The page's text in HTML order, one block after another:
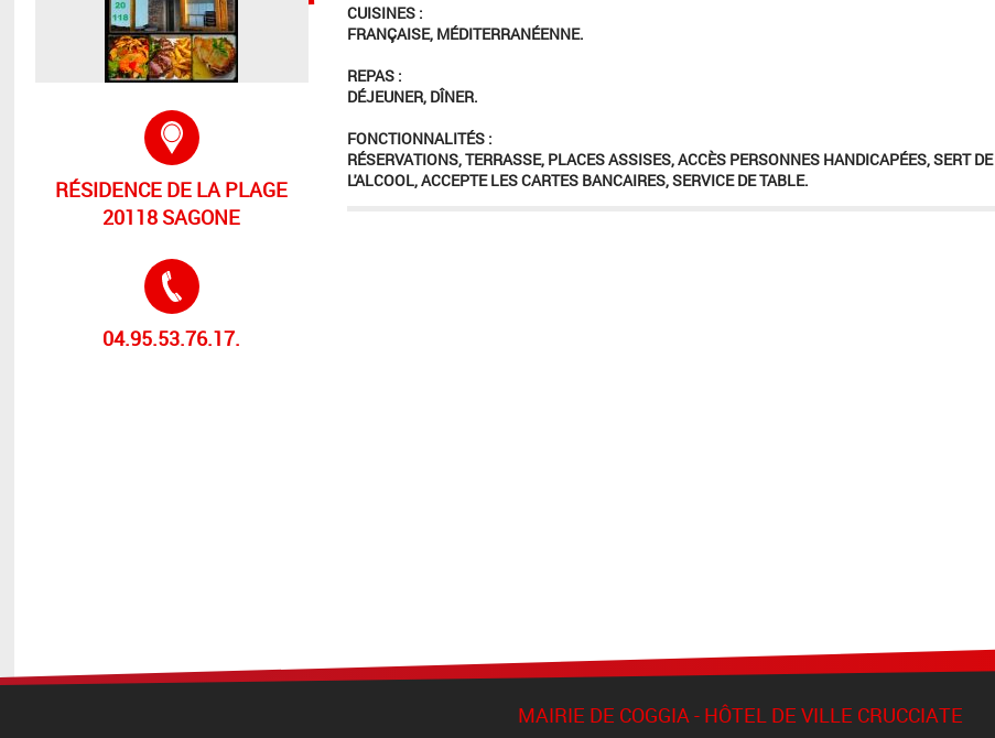
CUISINES :
FRANÇAISE, MÉDITERRANÉENNE.
REPAS :
DÉJEUNER, DÎNER.
FONCTIONNALITÉS :
RÉSERVATIONS, TERRASSE, PLACES ASSISES, ACCÈS PERSONNES HANDICAPÉES, SERT DE
L'ALCOOL, ACCEPTE LES CARTES BANCAIRES, SERVICE DE TABLE.
RÉSIDENCE DE LA PLAGE
20118 SAGONE
04.95.53.76.17.
MAIRIE DE COGGIA - HÔTEL DE VILLE CRUCCIATE